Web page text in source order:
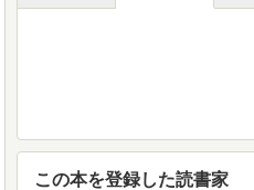
この本を登録した読書家